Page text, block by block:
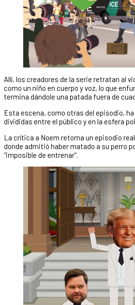
Allí, los creadores de la serie retratan al
como un niño en cuerpo y voz, lo que
termina dándole una patada fuera de
Esta escena, como otras del episodio,
divididas entre el público y en la esfera
La crítica a Noem retoma un episodio
donde admitió haber matado a su perro
“imposible de entrenar”.